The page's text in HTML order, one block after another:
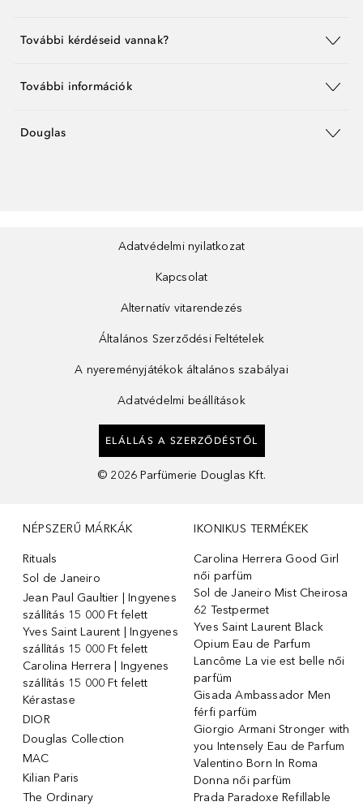
További kérdéseid vannak?
További információk
Douglas
Adatvédelmi nyilatkozat
Kapcsolat
Alternatív vitarendezés
Általános Szerződési Feltételek
A nyereményjátékok általános szabályai
Adatvédelmi beállítások
ELÁLLÁS A SZERZŐDÉSTŐL
© 2026 Parfümerie Douglas Kft.
NÉPSZERŰ MÁRKÁK
Rituals
Sol de Janeiro
Jean Paul Gaultier | Ingyenes
szállítás 15 000 Ft felett
Yves Saint Laurent | Ingyenes
szállítás 15 000 Ft felett
Carolina Herrera | Ingyenes
szállítás 15 000 Ft felett
Kérastase
DIOR
Douglas Collection
MAC
Kilian Paris
The Ordinary
IKONIKUS TERMÉKEK
Carolina Herrera Good Girl
női parfüm
Sol de Janeiro Mist Cheirosa
62 Testpermet
Yves Saint Laurent Black
Opium Eau de Parfum
Lancôme La vie est belle női
parfüm
Gisada Ambassador Men
férfi parfüm
Giorgio Armani Stronger with
you Intensely Eau de Parfum
Valentino Born In Roma
Donna női parfüm
Prada Paradoxe Refillable